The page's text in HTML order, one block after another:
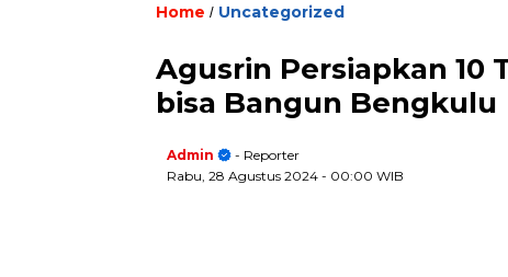
Home / Uncategorized
Agusrin Persiapkan 10
bisa Bangun Bengkulu
Admin
- Reporter
Rabu, 28 Agustus 2024 - 00:00 WIB